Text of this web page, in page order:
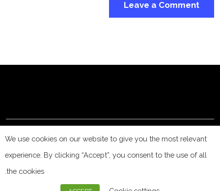
© PrivacyAffairs.com – 2025. All rights reserved.
PRIVACY Affairs
Twitter
We use cookies on our website to give you the most relevant
experience. By clicking “Accept”, you consent to the use of all
the cookies.